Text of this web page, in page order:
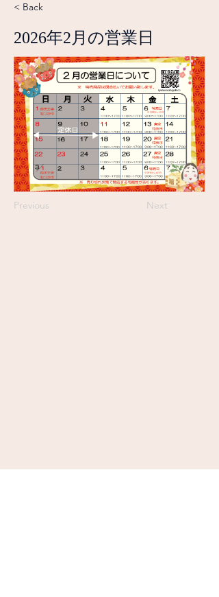
< Back
2026年2月の営業日
Previous Next